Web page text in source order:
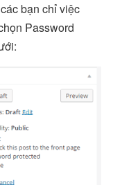
bạn chỉ việc
Password